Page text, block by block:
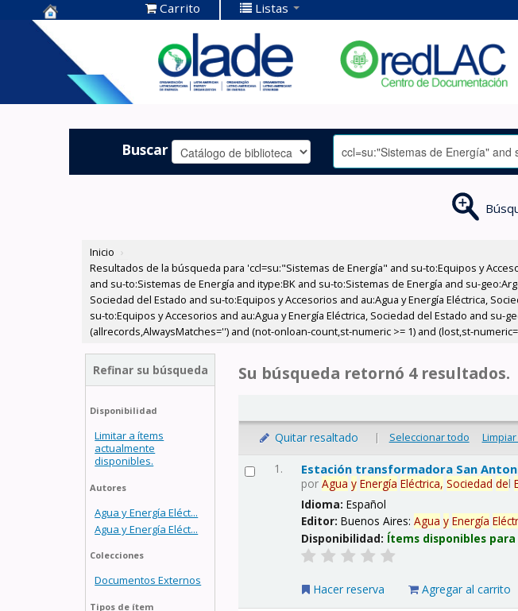
Centro de
Documentación
OLADE -
Carrito Listas
Buscar
Inicio ›
Resultados de la búsqueda para 'ccl=su:"Sistemas de Energía" and su-to:Equipos y
and su-to:Sistemas de Energía and itype:BK and su-to:Sistemas de Energía and su-
Sociedad del Estado and su-to:Equipos y Accesorios and au:Agua y Energía Eléctrica,
su-to:Equipos y Accesorios and au:Agua y Energía Eléctrica, Sociedad del Estado and su-
(allrecords,AlwaysMatches='') and (not-onloan-count,st-numeric >= 1) and (lost,st-
Refinar su búsqueda
Disponibilidad
Limitar a ítems
actualmente
disponibles.
Autores
Agua y Energía Eléct...
Agua y Energía Eléct...
Colecciones
Documentos Externos
Tipos de ítem
Su búsqueda retornó 4 resultados.
Quitar resaltado | Seleccionar todo
1. Estación transformadora San
porAgua y Energía Eléctrica, Sociedad del
Idioma:Español
Editor:Buenos Aires:Agua y Energía
Disponibilidad: Ítems disponibles
Hacer reserva Agregar al carrito